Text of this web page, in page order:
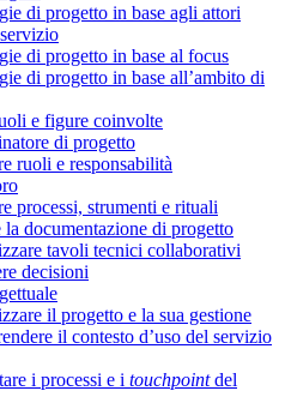
di progetto in base agli attori
di progetto in base al focus
di progetto in base all’ambito di
e figure coinvolte
di progetto
ruoli e responsabilità
processi, strumenti e rituali
la documentazione di progetto
tavoli tecnici collaborativi
decisioni
il progetto e la sua gestione
il contesto d’uso del servizio
i processi e i touchpointdel